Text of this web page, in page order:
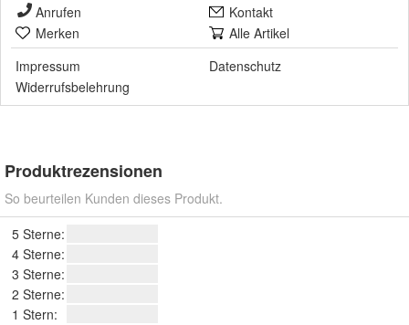
Anrufen
Kontakt
Merken
Alle Artikel
Impressum
Datenschutz
Widerrufsbelehrung
Produktrezensionen
So beurteilen Kunden dieses Produkt.
5 Sterne:
4 Sterne:
3 Sterne:
2 Sterne:
1 Stern: